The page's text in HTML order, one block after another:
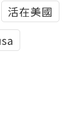
活在美國